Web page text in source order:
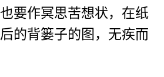
要作冥思苦想状，在纸
的背篓子的图，无疾而